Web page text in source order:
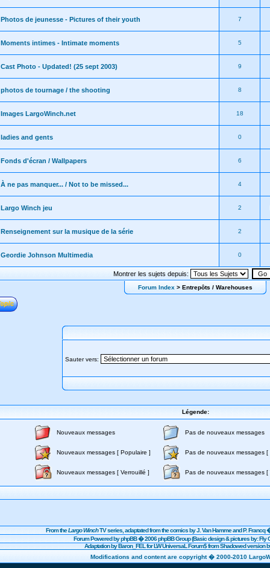
Photos de jeunesse - Pictures of their youth 7
Moments intimes - Intimate moments 5
Cast Photo - Updated! (25 sept 2003) 9
photos de tournage / the shooting 8
Images LargoWinch.net 18
ladies and gents 0
Fonds d'écran / Wallpapers 6
À ne pas manquer... / Not to be missed... 4
Largo Winch jeu 2
Renseignement sur la musique de la série 2
Geordie Johnson Multimedia 0
Montrer les sujets depuis:
Forum Index > Entrepôts / Warehouses
Sauter vers:
Légende:
Nouveaux messages Pas de nouveaux messages
Nouveaux messages [ Populaire ] Pas de nouveaux messages [
Nouveaux messages [ Verrouillé ] Pas de nouveaux messages [
From theLargo WinchTV series, adaptated from the comics by J. Van Hamme and P. Francq
Forum Powered byphpBB� 2006 phpBB Group (Basic design & pictures by:
Adaptation by Baron_FEL for LW UniversaL Forum$ from Shadowed version
Modifications and content are copyright � 2000-2010